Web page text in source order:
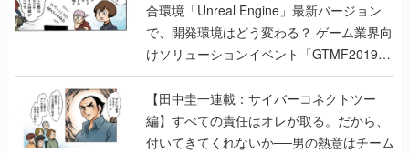
合環境「Unreal Engine」最新バージョン
で、開発環境はどう変わる？ ゲーム業界向
けソリューションイベント「GTMF2019」
に行って、より理解を深めよう【PR】
【田中圭一連載：サイバーコネクトツー
編】すべての責任はオレが取る。だから、
付いてきてくれないか──男の熱意はチーム